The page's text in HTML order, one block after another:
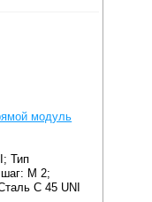
модуль
Тип
M 2;
C 45 UNI